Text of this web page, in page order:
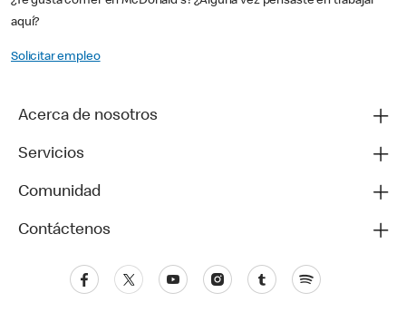
aquí?
Solicitar empleo
Acerca de nosotros
Servicios
Comunidad
Contáctenos